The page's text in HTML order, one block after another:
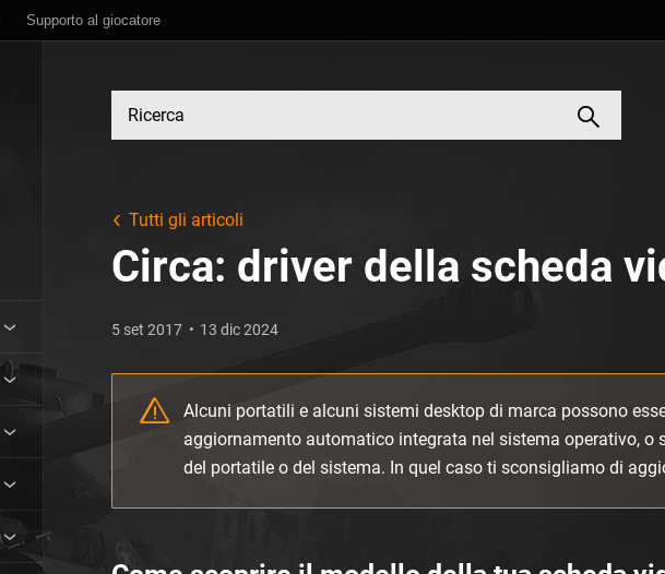
Supporto al giocatore
Tutti gli articoli
Circa: driver della scheda
5 set 2017 13 dic 2024
Alcuni portatili e alcuni sistemi desktop di marca possono
aggiornamento automatico integrata nel sistema operativo, o
del portatile o del sistema. In quel caso ti sconsigliamo di